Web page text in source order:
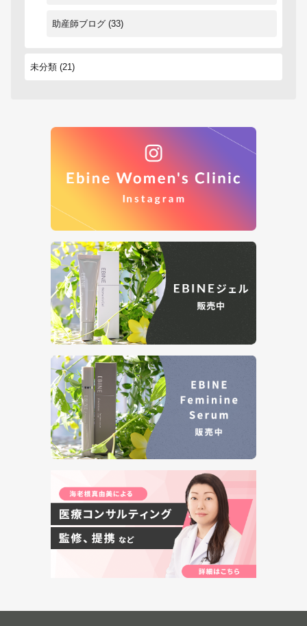
助産師ブログ (33)
未分類 (21)